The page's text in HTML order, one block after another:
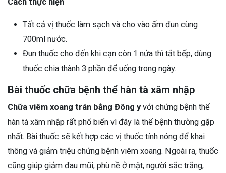
Tất cả vị thuốc làm sạch và cho vào ấm đun cùng
700ml nước.
Đun thuốc cho đến khi cạn còn 1 nửa thì tắt bếp, dùng
thuốc chia thành 3 phần để uống trong ngày.
Bài thuốc chữa bệnh thể hàn tà xâm nhập
Chữa viêm xoang trán bằng Đông yvới chứng bệnh thể
hàn tà xâm nhập rất phổ biến vì đây là thể bệnh thường gặp
nhất. Bài thuốc sẽ kết hợp các vị thuốc tính nóng để khai
thông và giảm triệu chứng bệnh viêm xoang. Ngoài ra, thuốc
cũng giúp giảm đau mũi, phù nề ở mặt, người sắc trắng,